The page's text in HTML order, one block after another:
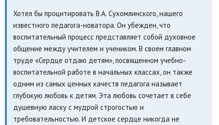
Хотел бы процитировать В.А. Сухомлинского, нашего
известного педагога-новатора. Он убежден, что
воспитательный процесс представляет собой духовное
общение между учителем и учеником. В своем главном
труде «Сердце отдаю детям», посвященном учебно-
воспитательной работе в начальных классах, он также
одним из самых ценных качеств педагога называет
глубокую любовь к детям. Эта любовь сочетает в себе
душевную ласку с мудрой строгостью и
требовательностью. И детское сердце никогда не